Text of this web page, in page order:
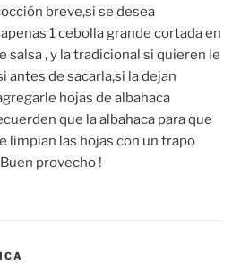
breve,si se desea
1 cebolla grande cortada en
salsa , y la tradicional si quieren le
antes de sacarla,si la dejan
hojas de albahaca
que la albahaca para que
limpian las hojas con un trapo
provecho !